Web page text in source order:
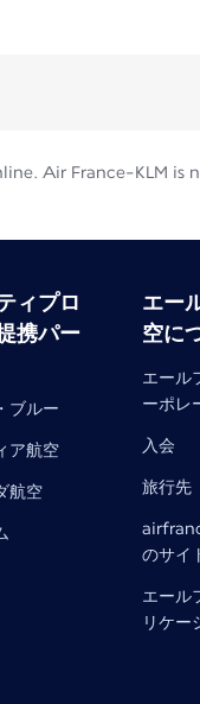
Air France-KLM
ィプロ
携パー
ブルー
ア航空
航空
エー
空に
エール
ーポレ
入会
旅行先
のサイ
エール
リケー